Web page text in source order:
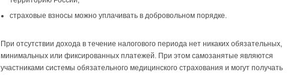
страховые взносы можно уплачивать в добровольном порядке.
При отсутствии дохода в течение налогового периода нет никаких обязательных,
минимальных или фиксированных платежей. При этом самозанятые являются
участниками системы обязательного медицинского страхования и могут получать